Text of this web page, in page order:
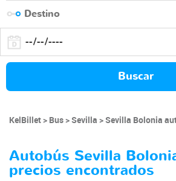
Buscar
KelBillet Bus Sevilla Sevilla Bolonia
Autobús Sevilla
precios encontrados